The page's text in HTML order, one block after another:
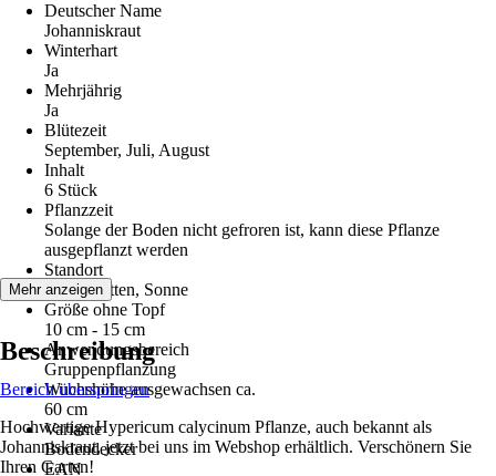
Deutscher Name
Johanniskraut
Winterhart
Ja
Mehrjährig
Ja
Blütezeit
September, Juli, August
Inhalt
6 Stück
Pflanzzeit
Solange der Boden nicht gefroren ist, kann diese Pflanze
ausgepflanzt werden
Standort
Halbschatten, Sonne
Größe ohne Topf
10 cm - 15 cm
Anwendungsbereich
Gruppenpflanzung
Wuchshöhe ausgewachsen ca.
60 cm
Variante
Bodendecker
EAN
Mehr anzeigen
Beschreibung
Bereich überspringen
Hochwertige Hypericum calycinum Pflanze, auch bekannt als
Johanniskraut, jetzt bei uns im Webshop erhältlich. Verschönern Sie
Ihren Garten!